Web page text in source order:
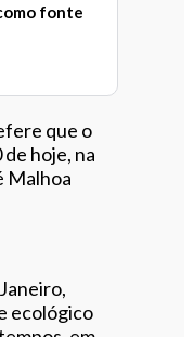
fonte
que o
hoje, na
Malhoa
ecológico